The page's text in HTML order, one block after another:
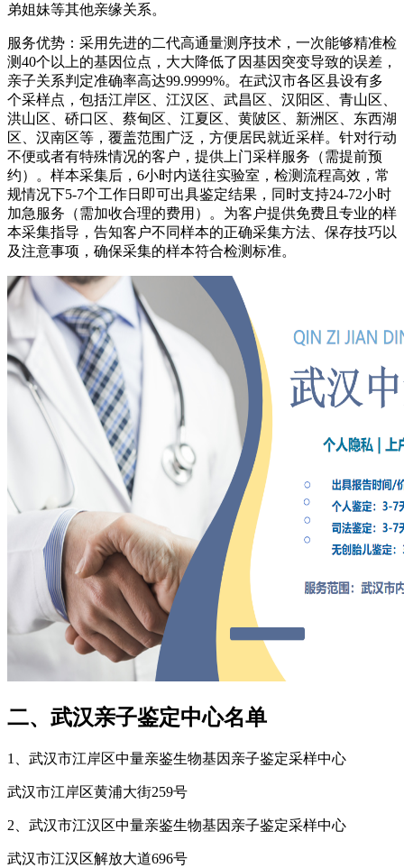
弟姐妹等其他亲缘关系。
服务优势：采用先进的二代高通量测序技术，一次能够精准检
测40个以上的基因位点，大大降低了因基因突变导致的误差，
亲子关系判定准确率高达99.9999%。在武汉市各区县设有多
个采样点，包括江岸区、江汉区、武昌区、汉阳区、青山区、
洪山区、硚口区、蔡甸区、江夏区、黄陂区、新洲区、东西湖
区、汉南区等，覆盖范围广泛，方便居民就近采样。针对行动
不便或者有特殊情况的客户，提供上门采样服务（需提前预
约）。样本采集后，6小时内送往实验室，检测流程高效，常
规情况下5-7个工作日即可出具鉴定结果，同时支持24-72小时
加急服务（需加收合理的费用）。为客户提供免费且专业的样
本采集指导，告知客户不同样本的正确采集方法、保存技巧以
及注意事项，确保采集的样本符合检测标准。
二、武汉亲子鉴定中心名单
1、武汉市江岸区中量亲鉴生物基因亲子鉴定采样中心
武汉市江岸区黄浦大街259号
2、武汉市江汉区中量亲鉴生物基因亲子鉴定采样中心
武汉市江汉区解放大道696号